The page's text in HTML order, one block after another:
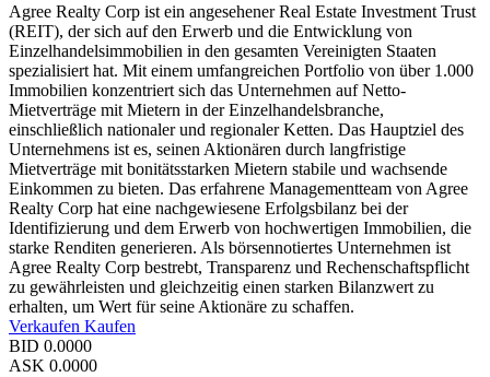
Agree Realty Corp ist ein angesehener Real Estate Investment Trust
(REIT), der sich auf den Erwerb und die Entwicklung von
Einzelhandelsimmobilien in den gesamten Vereinigten Staaten
spezialisiert hat. Mit einem umfangreichen Portfolio von über 1.000
Immobilien konzentriert sich das Unternehmen auf Netto-
Mietverträge mit Mietern in der Einzelhandelsbranche,
einschließlich nationaler und regionaler Ketten. Das Hauptziel des
Unternehmens ist es, seinen Aktionären durch langfristige
Mietverträge mit bonitätsstarken Mietern stabile und wachsende
Einkommen zu bieten. Das erfahrene Managementteam von Agree
Realty Corp hat eine nachgewiesene Erfolgsbilanz bei der
Identifizierung und dem Erwerb von hochwertigen Immobilien, die
starke Renditen generieren. Als börsennotiertes Unternehmen ist
Agree Realty Corp bestrebt, Transparenz und Rechenschaftspflicht
zu gewährleisten und gleichzeitig einen starken Bilanzwert zu
erhalten, um Wert für seine Aktionäre zu schaffen.
Verkaufen Kaufen
BID 0.0000
ASK 0.0000